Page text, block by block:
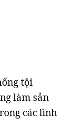
tội
làm sản
các lĩnh